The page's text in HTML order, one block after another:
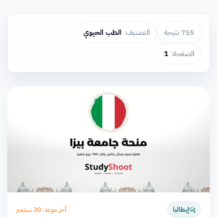
755 نتيجة التصنيف: الطب الحيوي
الصفحة: 1
إيطاليا آخر موعد: 30 سبتمبر